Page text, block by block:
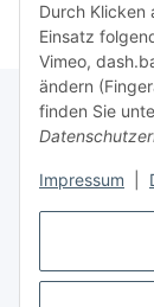
Durch Klicken
Einsatz
Vimeo,
ändern
finden Sie
Impressum
Gesetzliche